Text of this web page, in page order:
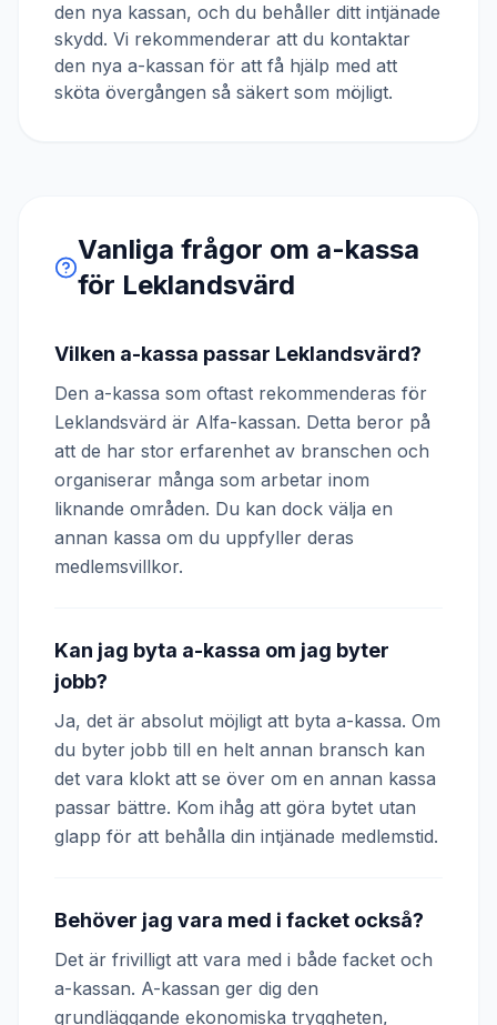
den nya kassan, och du behåller ditt intjänade
skydd. Vi rekommenderar att du kontaktar
den nya a-kassan för att få hjälp med att
sköta övergången så säkert som möjligt.
Vanliga frågor om a-kassa
för Leklandsvärd
Vilken a-kassa passar Leklandsvärd?
Den a-kassa som oftast rekommenderas för
Leklandsvärd är Alfa-kassan. Detta beror på
att de har stor erfarenhet av branschen och
organiserar många som arbetar inom
liknande områden. Du kan dock välja en
annan kassa om du uppfyller deras
medlemsvillkor.
Kan jag byta a-kassa om jag byter
jobb?
Ja, det är absolut möjligt att byta a-kassa. Om
du byter jobb till en helt annan bransch kan
det vara klokt att se över om en annan kassa
passar bättre. Kom ihåg att göra bytet utan
glapp för att behålla din intjänade medlemstid.
Behöver jag vara med i facket också?
Det är frivilligt att vara med i både facket och
a-kassan. A-kassan ger dig den
grundläggande ekonomiska tryggheten,